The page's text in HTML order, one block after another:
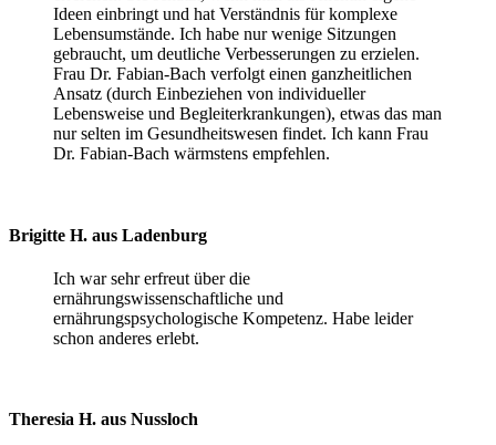
Ideen einbringt und hat Verständnis für komplexe
Lebensumstände. Ich habe nur wenige Sitzungen
gebraucht, um deutliche Verbesserungen zu erzielen.
Frau Dr. Fabian-Bach verfolgt einen ganzheitlichen
Ansatz (durch Einbeziehen von individueller
Lebensweise und Begleiterkrankungen), etwas das man
nur selten im Gesundheitswesen findet. Ich kann Frau
Dr. Fabian-Bach wärmstens empfehlen.
Brigitte H. aus Ladenburg
Ich war sehr erfreut über die
ernährungswissenschaftliche und
ernährungspsychologische Kompetenz. Habe leider
schon anderes erlebt.
Theresia H. aus Nussloch